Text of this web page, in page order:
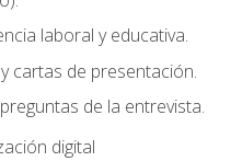
laboral y educativa.
cartas de presentación.
de la entrevista.
digital